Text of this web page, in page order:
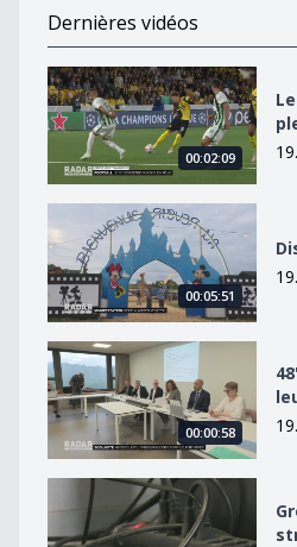
Dernières vidéos
Le FC Schoenberg en plein
00:02:09
Disneyland en Veveyse
00:05:51
48&#039;000 enfants
00:00:58
Groupe E présente sa